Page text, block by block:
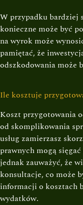
W przypadku bardziej
konieczne może być
na wyrok może
pamiętać, że
odszkodowania może
Ile kosztuje
Koszt przygotowania
od skomplikowania
usług zamierzasz
prawnych mogą
jednak zauważyć, że
konsultacje, co może
informacji o kosztach
wydatków.